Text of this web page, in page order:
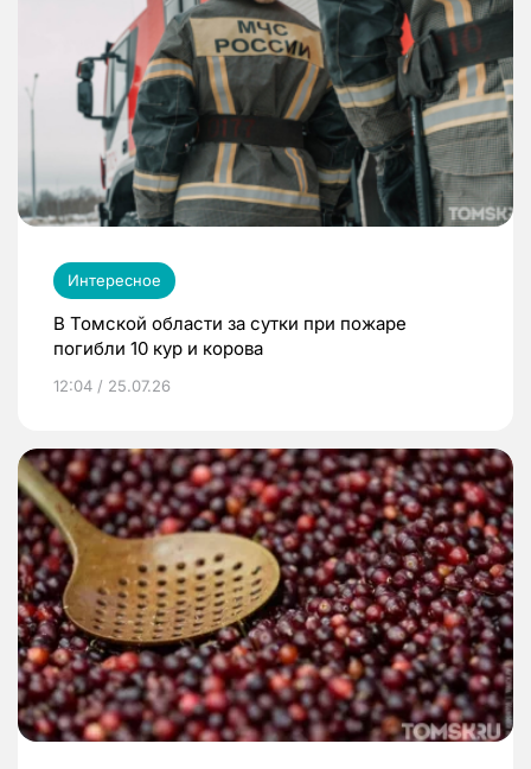
Интересное
В Томской области за сутки при пожаре
погибли 10 кур и корова
12:04 / 25.07.26